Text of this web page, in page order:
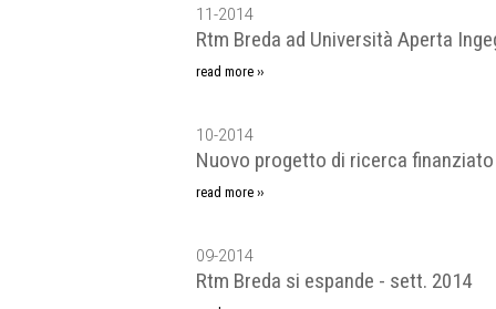
11-2014
Rtm Breda ad Università Aperta
read more ››
10-2014
Nuovo progetto di ricerca
read more ››
09-2014
Rtm Breda si espande - sett. 2014